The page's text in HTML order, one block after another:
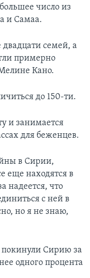
число из
и Самаа.
семей, а
примерно
Кано.
до 150-ти.
и занимается
для беженцев.
в Сирии,
еще находятся в
надеется, что
с ней в
но я не знаю,
покинули Сирию за
одного процента